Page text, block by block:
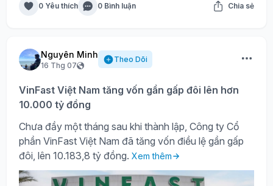
0 Yêu thích 0 Bình luận Chia sẻ
Nguyên Minh
16 Thg 07
Theo Dõi
VinFast Việt Nam tăng vốn gần gấp đôi lên hơn
10.000 tỷ đồng
Chưa đầy một tháng sau khi thành lập, Công ty Cổ
phần VinFast Việt Nam đã tăng vốn điều lệ gần gấp
đôi, lên 10.183,8 tỷ đồng. Xem thêm